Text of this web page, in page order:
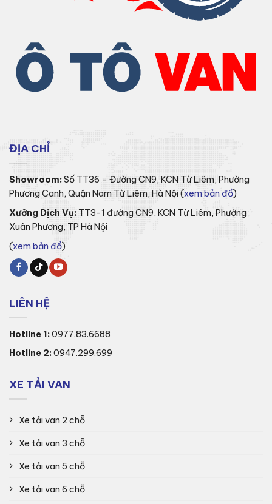
ĐỊA CHỈ
Showroom:Số TT36 – Đường CN9, KCN Từ Liêm, Phường
Phương Canh, Quận Nam Từ Liêm, Hà Nội (xem bản đồ)
Xưởng Dịch Vụ: TT3-1 đường CN9, KCN Từ Liêm, Phường
Xuân Phương, TP Hà Nội
(xem bản đồ)
LIÊN HỆ
Hotline 1:0977.83.6688
Hotline 2:0947.299.699
XE TẢI VAN
Xe tải van 2 chỗ
Xe tải van 3 chỗ
Xe tải van 5 chỗ
Xe tải van 6 chỗ